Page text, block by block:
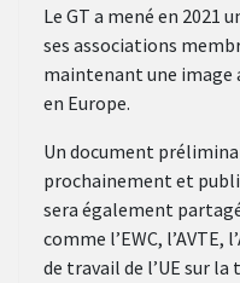
Le GT a mené en 2021
ses associations
maintenant une image
en Europe.
Un document
prochainement et
sera également
comme l’EWC, l’AVTE,
de travail de l’UE sur